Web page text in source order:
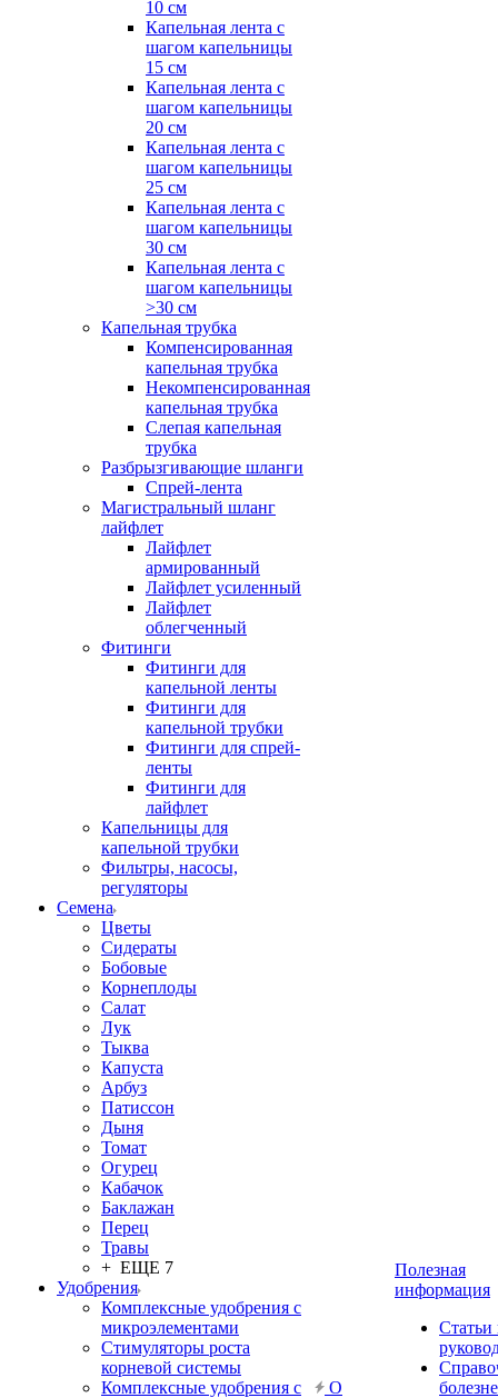
10 см
Капельная лента с
шагом капельницы
15 см
Капельная лента с
шагом капельницы
20 см
Капельная лента с
шагом капельницы
25 см
Капельная лента с
шагом капельницы
30 см
Капельная лента с
шагом капельницы
>30 см
Капельная трубка
Компенсированная
капельная трубка
Некомпенсированная
капельная трубка
Слепая капельная
трубка
Разбрызгивающие шланги
Спрей-лента
Магистральный шланг
лайфлет
Лайфлет
армированный
Лайфлет усиленный
Лайфлет
облегченный
Фитинги
Фитинги для
капельной ленты
Фитинги для
капельной трубки
Фитинги для спрей-
ленты
Фитинги для
лайфлет
Капельницы для
капельной трубки
Фильтры, насосы,
регуляторы
Семена
Цветы
Сидераты
Бобовые
Корнеплоды
Салат
Лук
Тыква
Капуста
Арбуз
Патиссон
Дыня
Томат
Огурец
Кабачок
Баклажан
Перец
Травы
+ ЕЩЕ 7
Удобрения
Комплексные удобрения с
микроэлементами
Стимуляторы роста
корневой системы
Комплексные удобрения с
О
Полезная
информация
Статьи